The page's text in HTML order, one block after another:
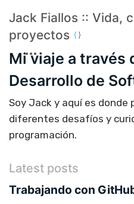
Jack Fiallos :: Vida,
proyectos
Mi viaje a través
Desarrollo de
Soy Jack y aquí es donde
diferentes desafíos y
programación.
Latest posts
Trabajando con